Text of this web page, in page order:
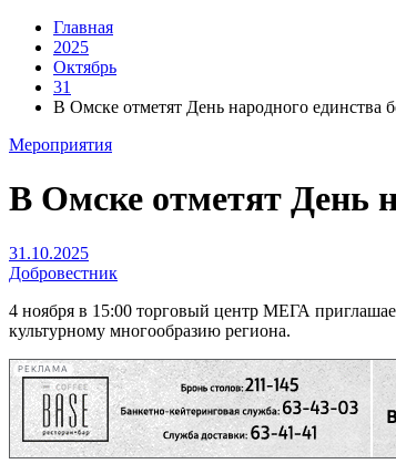
Главная
2025
Октябрь
31
В Омске отметят День народного
Мероприятия
В Омске отметят День
31.10.2025
Добровестник
4 ноября в 15:00 торговый центр МЕГА
культурному многообразию региона.
РЕКЛАМА